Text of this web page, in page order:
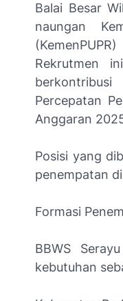
Balai Besar
naungan
Rekrutmen
Percepatan
Anggaran
Posisi yang
penempatan
Formasi
BBWS
kebutuhan